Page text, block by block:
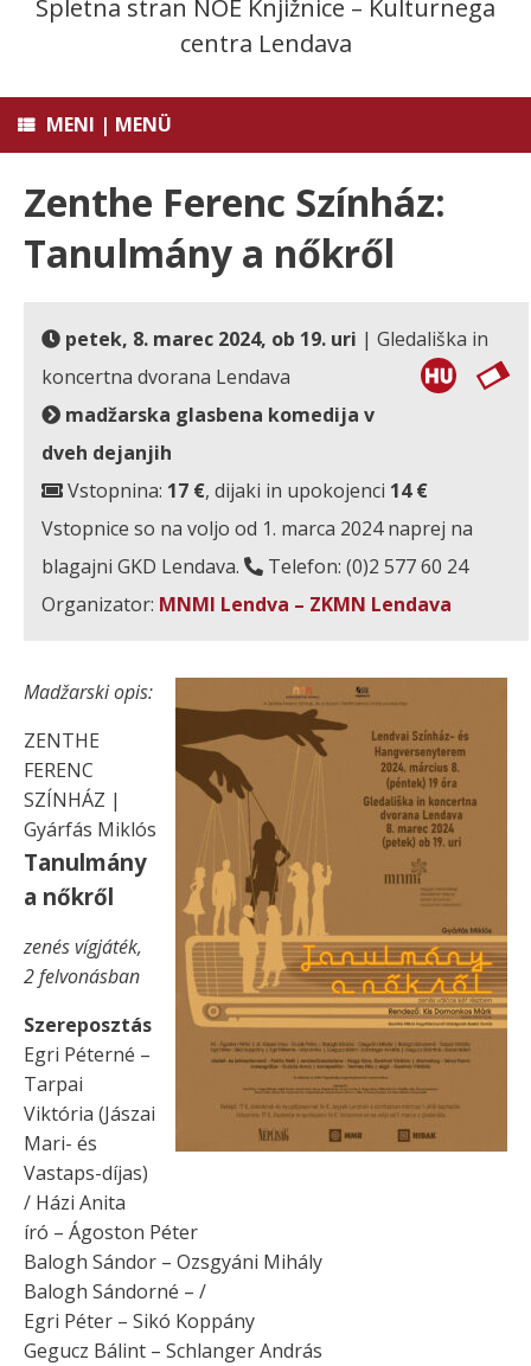
Spletna stran NOE Knjižnice – Kulturnega
centra Lendava
MENI | MENÜ
Zenthe Ferenc Színház:
Tanulmány a nőkről
petek, 8. marec 2024, ob 19. uri | Gledališka in
koncertna dvorana Lendava
madžarska glasbena komedija v
dveh dejanjih
Vstopnina: 17 €, dijaki in upokojenci 14 €
Vstopnice so na voljo od 1. marca 2024 naprej na
blagajni GKD Lendava.
Telefon: (0)2 577 60 24
Organizator: MNMI Lendva – ZKMN Lendava
Madžarski opis:
ZENTHE
FERENC
SZÍNHÁZ |
Gyárfás Miklós
Tanulmány
a nőkről
zenés vígjáték,
2 felvonásban
Szereposztás
Egri Péterné –
Tarpai
Viktória (Jászai
Mari- és
Vastaps-díjas)
/ Házi Anita
író – Ágoston Péter
Balogh Sándor – Ozsgyáni Mihály
Balogh Sándorné – /
Egri Péter – Sikó Koppány
Gegucz Bálint – Schlanger András